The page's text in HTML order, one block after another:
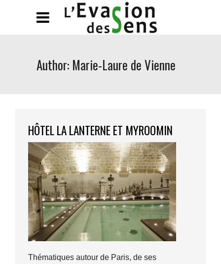
Author: Marie-Laure de Vienne
HÔTEL LA LANTERNE ET MYROOMIN
Thématiques autour de Paris, de ses